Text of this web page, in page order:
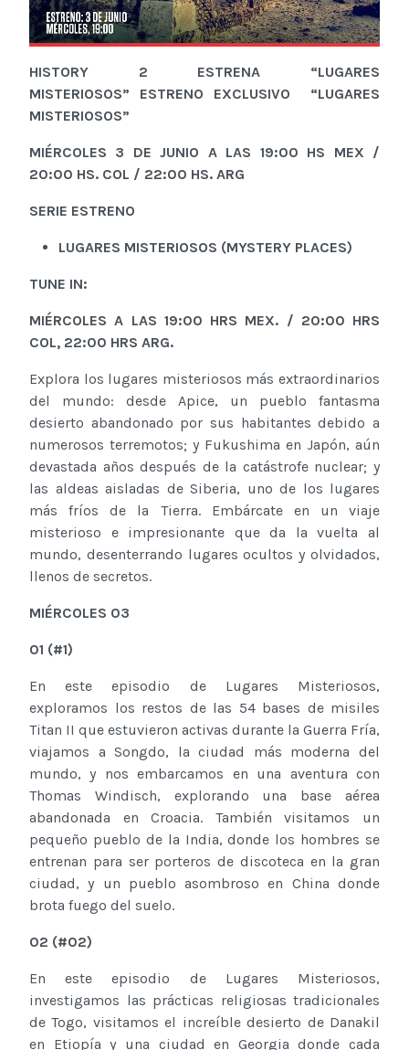
HISTORY 2 ESTRENA “LUGARES
MISTERIOSOS” ESTRENO EXCLUSIVO “LUGARES
MISTERIOSOS”
MIÉRCOLES 3 DEJUNIO A LAS 19:00 HS MEX /
20:00 HS. COL / 22:00 HS. ARG
SERIE ESTRENO
LUGARES MISTERIOSOS (MYSTERY PLACES)
TUNE IN:
MIÉRCOLES A LAS 19:00 HRS MEX. / 20:00 HRS
COL, 22:00 HRS ARG.
Explora los lugares misteriosos más extraordinarios
del mundo: desde Apice, un pueblo fantasma
desierto abandonado por sus habitantes debido a
numerosos terremotos; y Fukushima en Japón, aún
devastada años después de la catástrofe nuclear; y
las aldeas aisladas de Siberia, uno de los lugares
más fríos de la Tierra. Embárcate en un viaje
misterioso e impresionante que da la vuelta al
mundo, desenterrando lugares ocultos y olvidados,
llenos de secretos.
MIÉRCOLES 03
01 (#1)
En este episodio de Lugares Misteriosos,
exploramos los restos de las 54 bases de misiles
Titan II que estuvieron activas durante la Guerra Fría,
viajamos a Songdo, la ciudad más moderna del
mundo, y nos embarcamos en una aventura con
Thomas Windisch, explorando una base aérea
abandonada en Croacia. También visitamos un
pequeño pueblo de la India, donde los hombres se
entrenan para ser porteros de discoteca en la gran
ciudad, y un pueblo asombroso en China donde
brota fuego del suelo.
02 (#02)
En este episodio de Lugares Misteriosos,
investigamos las prácticas religiosas tradicionales
de Togo, visitamos el increíble desierto de Danakil
en Etiopía y una ciudad en Georgia donde cada